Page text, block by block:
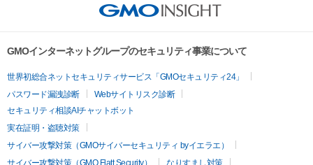
GMOインターネットグループのセキュリティ事業について
世界初総合ネットセキュリティサービス「GMOセキュリティ24」
パスワード漏洩診断
Webサイトリスク診断
セキュリティ相談AIチャットボット
実在証明・盗聴対策
サイバー攻撃対策（GMOサイバーセキュリティ byイエラエ）
サイバー攻撃対策（GMO Flatt Security）
なりすまし対策